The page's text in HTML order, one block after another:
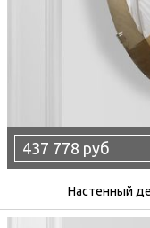
437 778 руб
Настенный